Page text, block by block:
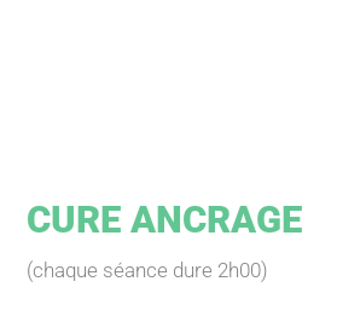
CURE ANCRAGE
(chaque séance dure 2h00)